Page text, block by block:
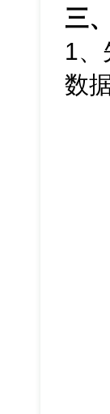
三
1、
数据